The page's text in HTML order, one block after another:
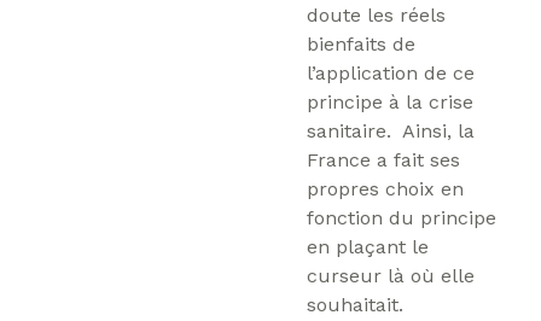
doute les réels
bienfaits de
l’application de ce
principe à la crise
sanitaire. Ainsi, la
France a fait ses
propres choix en
fonction du principe
en plaçant le
curseur là où elle
souhaitait.